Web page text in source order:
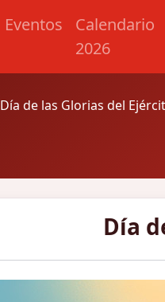
Eventos
Calendario
2026
Día de las Glorias del
Día